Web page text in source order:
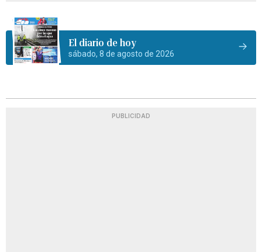
El diario de hoy
sábado, 8 de agosto de 2026
PUBLICIDAD